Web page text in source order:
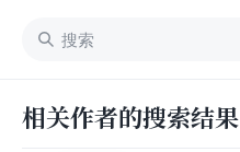
相关作者的搜索结果